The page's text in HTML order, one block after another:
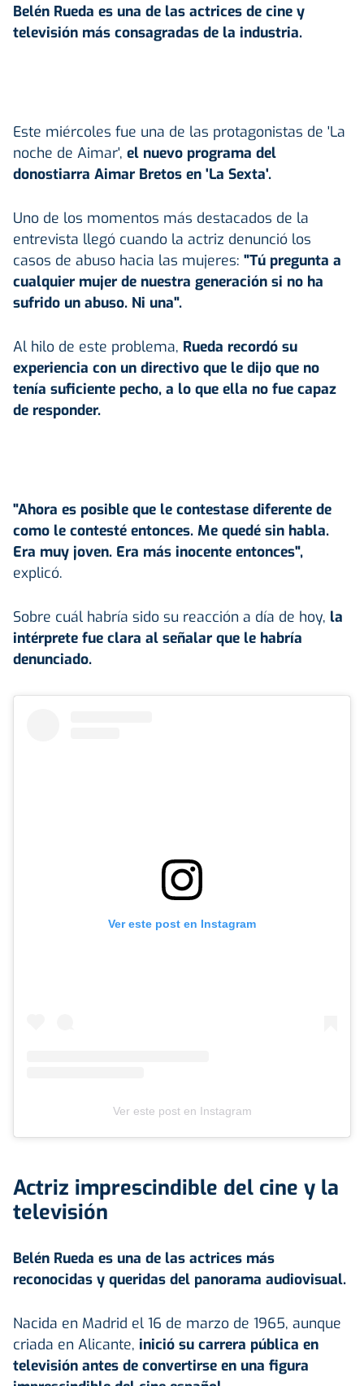
Belén Rueda es una de las actrices de cine y
televisión más consagradas de la industria.
Este miércoles fue una de las protagonistas de 'La
noche de Aimar', el nuevo programa del
donostiarra Aimar Bretos en 'La Sexta'.
Uno de los momentos más destacados de la
entrevista llegó cuando la actriz denunció los
casos de abuso hacia las mujeres: "Tú pregunta a
cualquier mujer de nuestra generación si no ha
sufrido un abuso. Ni una".
Al hilo de este problema, Rueda recordó su
experiencia con un directivo que le dijo que no
tenía suficiente pecho, a lo que ella no fue capaz
de responder.
"Ahora es posible que le contestase diferente de
como le contesté entonces. Me quedé sin habla.
Era muy joven. Era más inocente entonces",
explicó.
Sobre cuál habría sido su reacción a día de hoy, la
intérprete fue clara al señalar que le habría
denunciado.
Ver este post en Instagram
Ver este post en Instagram
Actriz imprescindible del cine y la
televisión
Belén Rueda es una de las actrices más
reconocidas y queridas del panorama audiovisual.
Nacida en Madrid el 16 de marzo de 1965, aunque
criada en Alicante, inició su carrera pública en
televisión antes de convertirse en una figura